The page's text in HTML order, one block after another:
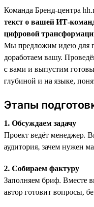
Команда Бренд-центра
текст о вашей ИТ-
цифровой
Мы предложим идею для
доработаем вашу.
с вами и выпустим
глубиной и на языке,
Этапы
1. Обсуждаем задачу
Проект ведёт менеджер.
аудитория, зачем нужен
2. Собираем фактуру
Заполняем бриф. Вместе
автор готовит вопросы,